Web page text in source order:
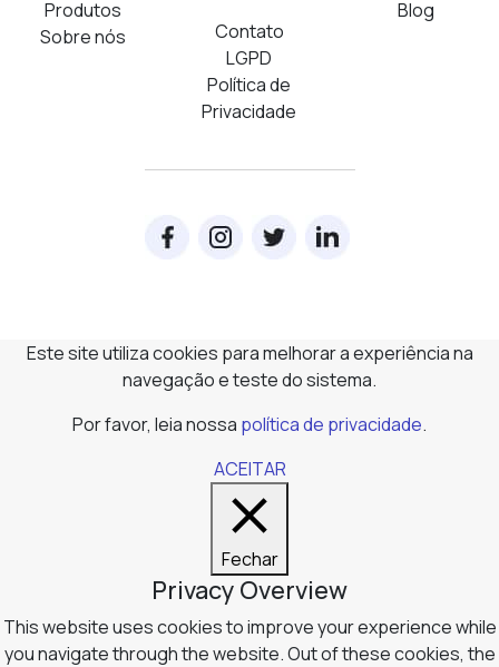
Produtos
Sobre nós
Contato
LGPD
Política de
Privacidade
Blog
Este site utiliza cookies para melhorar a experiência na
navegação e teste do sistema.
Por favor, leia nossa política de privacidade.
ACEITAR
Fechar
Privacy Overview
This website uses cookies to improve your experience while
you navigate through the website. Out of these cookies, the